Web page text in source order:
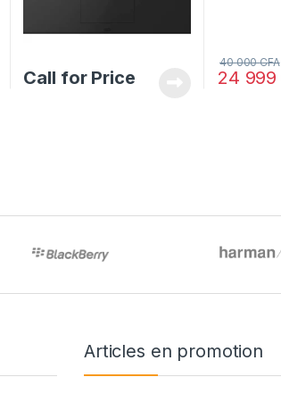
Call for Price 24 999
40 000CFA
Articles en promotion